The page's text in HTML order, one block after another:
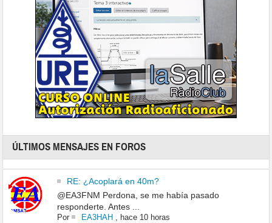
ÚLTIMOS MENSAJES EN FOROS
RE: ¿Acoplará en 40m?
@EA3FNM Perdona, se me había pasado
responderte. Antes ...
Por EA3HAH , hace 10 horas